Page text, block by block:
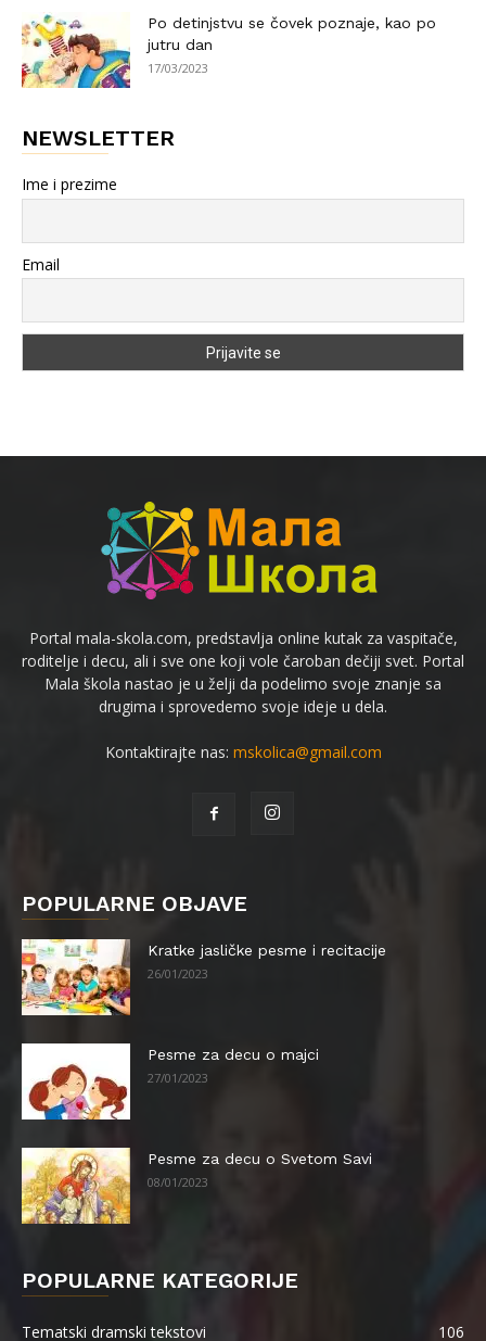
Po detinjstvu se čovek poznaje, kao po
jutru dan
17/03/2023
NEWSLETTER
Ime i prezime
Email
Portal mala-skola.com, predstavlja online kutak za vaspitače,
roditelje i decu, ali i sve one koji vole čaroban dečiji svet. Portal
Mala škola nastao je u želji da podelimo svoje znanje sa
drugima i sprovedemo svoje ideje u dela.
Kontaktirajte nas: mskolica@gmail.com
POPULARNE OBJAVE
Kratke jasličke pesme i recitacije
26/01/2023
Pesme za decu o majci
27/01/2023
Pesme za decu o Svetom Savi
08/01/2023
POPULARNE KATEGORIJE
Tematski dramski tekstovi 106